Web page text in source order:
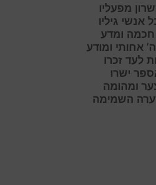
מפעליו
אנשי גיליו
חכמה ומדע
אחותי ומודע
לעד זכרו
ישרו
ומהומה
השמימה